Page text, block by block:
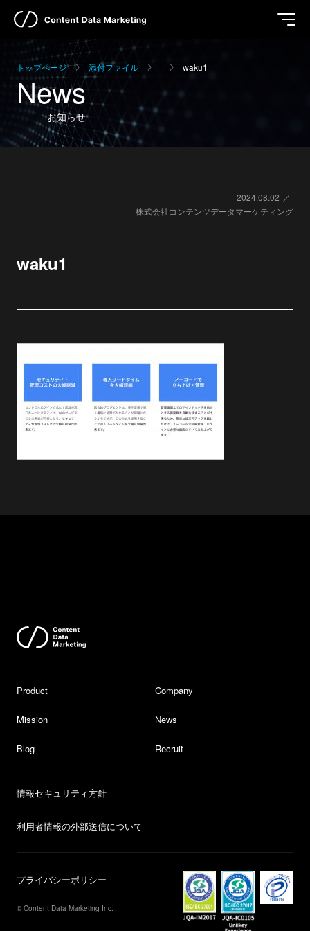
トップページ 添付ファイル waku1
News
お知らせ
2024.08.02
株式会社コンテンツデータマーケティング
waku1
Product Company
Mission News
Blog Recruit
情報セキュリティ方針
利用者情報の外部送信について
プライバシーポリシー
© Content Data Marketing Inc.